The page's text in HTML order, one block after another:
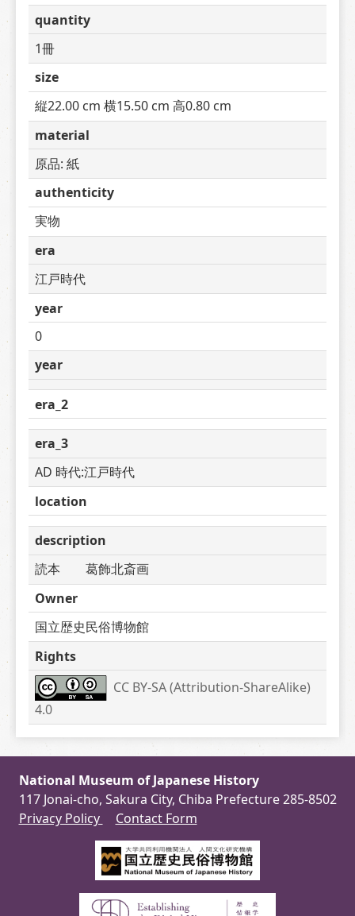
quantity
1冊
size
縦22.00 cm 横15.50 cm 高0.80 cm
material
原品: 紙
authenticity
実物
era
江戸時代
year
0
year
era_2
era_3
AD 時代:江戸時代
location
description
読本　　葛飾北斎画
Owner
国立歴史民俗博物館
Rights
CC BY-SA (Attribution-ShareAlike)
4.0
National Museum of Japanese History
117 Jonai-cho, Sakura City, Chiba Prefecture 285-8502
Privacy Policy
Contact Form